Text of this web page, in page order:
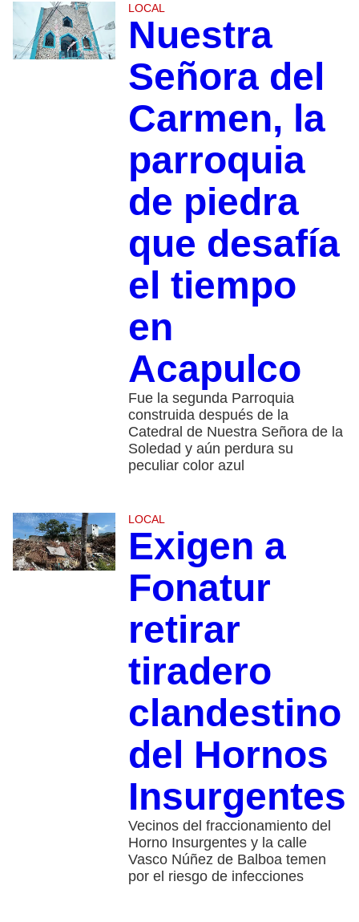
LOCAL
Nuestra
Señora del
Carmen, la
parroquia
de piedra
que desafía
el tiempo
en
Acapulco
Fue la segunda Parroquia
construida después de la
Catedral de Nuestra Señora de la
Soledad y aún perdura su
peculiar color azul
LOCAL
Exigen a
Fonatur
retirar
tiradero
clandestino
del Hornos
Insurgentes
Vecinos del fraccionamiento del
Horno Insurgentes y la calle
Vasco Núñez de Balboa temen
por el riesgo de infecciones